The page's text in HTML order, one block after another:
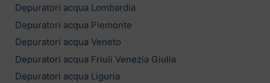
Depuratori acqua Lombardia
Depuratori acqua Piemonte
Depuratori acqua Veneto
Depuratori acqua Friuli Venezia Giulia
Depuratori acqua Liguria